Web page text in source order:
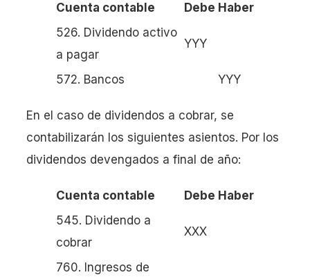
Cuenta contable Debe Haber
526. Dividendo activo
a pagar
YYY
572. Bancos YYY
En el caso de dividendos a cobrar, se
contabilizarán los siguientes asientos. Por los
dividendos devengados a final de año:
Cuenta contable Debe Haber
545. Dividendo a
cobrar
XXX
760. Ingresos de